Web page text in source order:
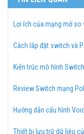
Lợi ích của mạng mở
Cách lắp đặt switch và
Kiến trúc mô hình
Review Switch mạng
Hướng dẫn cấu hình
Thiết bị lưu trữ dữ liệu